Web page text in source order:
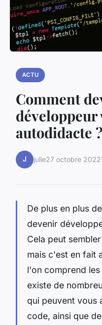
ACTU
Comment
développeur
autodidacte ?
J julie27 octobre 2022
De plus en plus
devenir
Cela peut
mais c'est en fait
l'on comprend
existe de
qui peuvent vous
code, ainsi que